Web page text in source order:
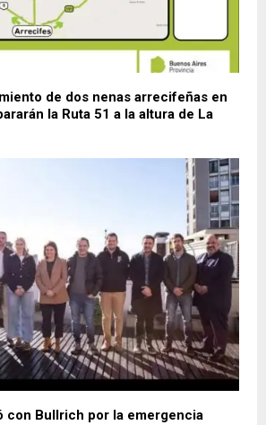
de dos nenas arrecifeñas en
la Ruta 51 a la altura de La
con Bullrich por la emergencia